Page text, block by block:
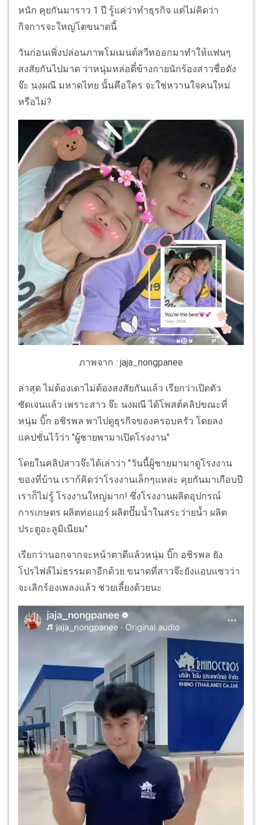
หนัก คุยกันมาราว 1 ปี รู้แค่ว่าทำธุรกิจ แต่ไม่คิดว่า
กิจการจะใหญ่โตขนาดนี้
วันก่อนเพิ่งปล่อนภาพโมเมนต์สวีทออกมาทำให้แฟนๆ
สงสัยกันไปมาด ว่าหนุ่มหล่อตี๋ข้างกายนักร้องสาวชื่อดัง
จ๊ะ นงผณี มหาดไทย นั้นคือใคร จะใช่หวานใจคนใหม่
หรือไม่?
ภาพจาก : jaja_nongpanee
ล่าสุด ไม่ต้องเดาไม่ต้องสงสัยกันแล้ว เรียกว่าเปิดตัว
ชัดเจนแล้ว เพราะสาว จ๊ะ นงผณี ได้โพสต์คลิปขณะที่
หนุ่ม บิ๊ก อชิรพล พาไปดูธุรกิจของครอบครัว โดยลง
แคปชั่นไว้ว่า "ผู้ชายพามาเปิดโรงงาน"
โดยในคลิปสาวจ๊ะได้เล่าว่า "วันนี้ผู้ชายมามาดูโรงงาน
ของที่บ้าน เราก้คิดว่าโรงงานเล็กๆแหล่ะ คุยกันมาเกือบปี
เราก็ไม่รู้ โรงงานใหญ่มาก! ซึ่งโรงงานผลิตอุปกรณ์
การเกษตร ผลิตท่อแอร์ ผลิตปั๊มน้ำในสระว่ายน้ำ ผลิต
ประตูอะลูมิเนียม"
เรียกว่านอกจากจะหน้าตาดีแล้วหนุ่ม บิ๊ก อชิรพล ยัง
โปรไฟล์ไม่ธรรมดาอีกด้วย ขนาดที่สาวจ๊ะยังแอบแซวว่า
จะเลิกร้องเพลงแล้ว ช่วยเลี้ยงด้วยนะ